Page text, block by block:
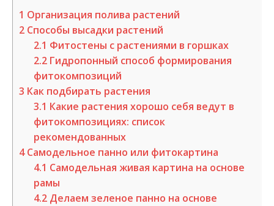
1 Организация полива растений
2 Способы высадки растений
2.1 Фитостены с растениями в горшках
2.2 Гидропонный способ формирования
фитокомпозиций
3 Как подбирать растения
3.1 Какие растения хорошо себя ведут в
фитокомпозициях: список
рекомендованных
4Самодельное панно или фитокартина
4.1 Самодельная живая картина на основе
рамы
4.2 Делаем зеленое панно на основе